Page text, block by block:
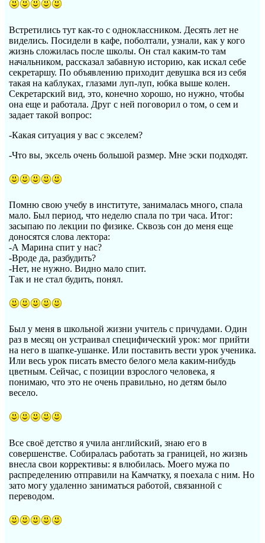
Встретились тут как-то с одноклассником. Десять лет не
виделись. Посидели в кафе, поболтали, узнали, как у кого
жизнь сложилась после школы. Он стал каким-то там
начальником, рассказал забавную историю, как искал себе
секретаршу. По объявлению приходит девушка вся из себя
такая на каблуках, глазами луп-луп, юбка выше колен.
Секретарский вид, это, конечно хорошо, но нужно, чтобы
она еще и работала. Друг с ней поговорил о том, о сем и
задает такой вопрос:
-Какая ситуация у вас с экселем?
-Что вы, эксель очень большой размер. Мне эски подходят.
Помню свою учебу в институте, занималась много, спала
мало. Был период, что неделю спала по три часа. Итог:
засыпаю по лекции по физике. Сквозь сон до меня еще
доносятся слова лектора:
-А Марина спит у нас?
-Вроде да, разбудить?
-Нет, не нужно. Видно мало спит.
Так и не стал будить, понял.
Был у меня в школьной жизни учитель с причудами. Один
раз в месяц он устраивал специфический урок: мог прийти
на него в шапке-ушанке. Или поставить вести урок ученика.
Или весь урок писать вместо белого мела каким-нибудь
цветным. Сейчас, с позиции взрослого человека, я
понимаю, что это не очень правильно, но детям было
весело.
Все своё детство я учила английский, знаю его в
совершенстве. Собиралась работать за границей, но жизнь
внесла свои коррективы: я влюбилась. Моего мужа по
распределению отправили на Камчатку, я поехала с ним. Но
зато могу удаленно заниматься работой, связанной с
переводом.